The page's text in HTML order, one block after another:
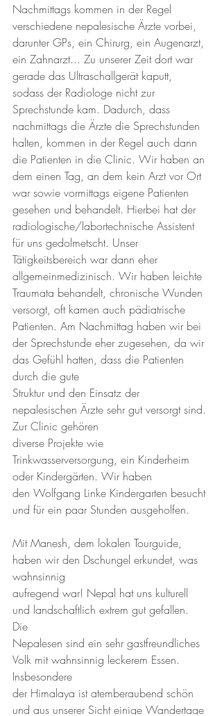
Nachmittags kommen in der Regel
verschiedene nepalesische Ärzte vorbei,
darunter GPs, ein Chirurg, ein Augenarzt,
ein Zahnarzt... Zu unserer Zeit dort war
gerade das Ultraschallgerät kaputt,
sodass der Radiologe nicht zur
Sprechstunde kam. Dadurch, dass
nachmittags die Ärzte die Sprechstunden
halten, kommen in der Regel auch dann
die Patienten in die Clinic. Wir haben an
dem einen Tag, an dem kein Arzt vor Ort
war sowie vormittags eigene Patienten
gesehen und behandelt. Hierbei hat der
radiologische/labortechnische Assistent
für uns gedolmetscht. Unser
Tätigkeitsbereich war dann eher
allgemeinmedizinisch. Wir haben leichte
Traumata behandelt, chronische Wunden
versorgt, oft kamen auch pädiatrische
Patienten. Am Nachmittag haben wir bei
der Sprechstunde eher zugesehen, da wir
das Gefühl hatten, dass die Patienten
durch die gute
Struktur und den Einsatz der
nepalesischen Ärzte sehr gut versorgt sind.
Zur Clinic gehören
diverse Projekte wie
Trinkwasserversorgung, ein Kinderheim
oder Kindergärten. Wir haben
den Wolfgang Linke Kindergarten besucht
und für ein paar Stunden ausgeholfen.
Mit Manesh, dem lokalen Tourguide,
haben wir den Dschungel erkundet, was
wahnsinnig
aufregend war! Nepal hat uns kulturell
und landschaftlich extrem gut gefallen.
Die
Nepalesen sind ein sehr gastfreundliches
Volk mit wahnsinnig leckerem Essen.
Insbesondere
der Himalaya ist atemberaubend schön
und aus unserer Sicht einige Wandertage